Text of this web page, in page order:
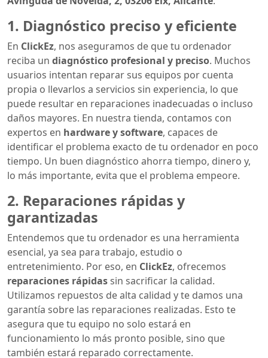
1. Diagnóstico preciso y eficiente
En ClickEz, nos aseguramos de que tu ordenador
reciba un diagnóstico profesional y preciso. Muchos
usuarios intentan reparar sus equipos por cuenta
propia o llevarlos a servicios sin experiencia, lo que
puede resultar en reparaciones inadecuadas o incluso
daños mayores. En nuestra tienda, contamos con
expertos en hardware y software, capaces de
identificar el problema exacto de tu ordenador en poco
tiempo. Un buen diagnóstico ahorra tiempo, dinero y,
lo más importante, evita que el problema empeore.
2. Reparaciones rápidas y
garantizadas
Entendemos que tu ordenador es una herramienta
esencial, ya sea para trabajo, estudio o
entretenimiento. Por eso, en ClickEz, ofrecemos
reparaciones rápidassin sacrificar la calidad.
Utilizamos repuestos de alta calidad y te damos una
garantía sobre las reparaciones realizadas. Esto te
asegura que tu equipo no solo estará en
funcionamiento lo más pronto posible, sino que
también estará reparado correctamente.